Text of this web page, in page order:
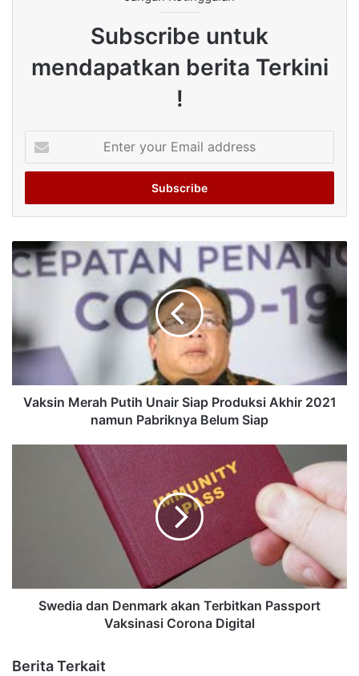
Subscribe untuk
mendapatkan berita Terkini
!
your
Email
Vaksin Merah Putih Unair Siap Produksi Akhir 2021
namun Pabriknya Belum Siap
Swedia dan Denmark akan Terbitkan Passport
Vaksinasi Corona Digital
Berita Terkait